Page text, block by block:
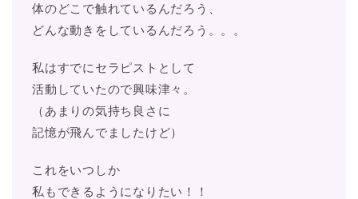
体のどこで触れているんだろう、
どんな動きをしているんだろう。。。
私はすでにセラピストとして
活動していたので興味津々。
（あまりの気持ち良さに
記憶が飛んでましたけど）
これをいつしか
私もできるようになりたい！！